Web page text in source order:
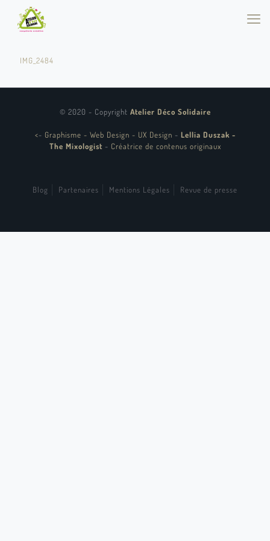
IMG_2484
© 2020 - Copyright Atelier Déco Solidaire
<- Graphisme - Web Design - UX Design - Lellia Duszak -
The Mixologist - Créatrice de contenus originaux
Blog Partenaires Mentions Légales Revue de presse